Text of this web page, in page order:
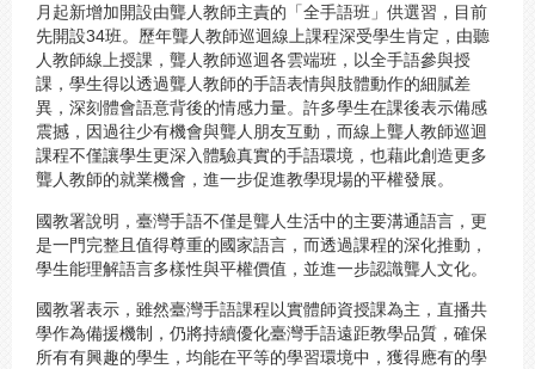
月起新增加開設由聾人教師主責的「全手語班」供選習，目前
先開設34班。歷年聾人教師巡迴線上課程深受學生肯定，由聽
人教師線上授課，聾人教師巡迴各雲端班，以全手語參與授
課，學生得以透過聾人教師的手語表情與肢體動作的細膩差
異，深刻體會語意背後的情感力量。許多學生在課後表示備感
震撼，因過往少有機會與聾人朋友互動，而線上聾人教師巡迴
課程不僅讓學生更深入體驗真實的手語環境，也藉此創造更多
聾人教師的就業機會，進一步促進教學現場的平權發展。
國教署說明，臺灣手語不僅是聾人生活中的主要溝通語言，更
是一門完整且值得尊重的國家語言，而透過課程的深化推動，
學生能理解語言多樣性與平權價值，並進一步認識聾人文化。
國教署表示，雖然臺灣手語課程以實體師資授課為主，直播共
學作為備援機制，仍將持續優化臺灣手語遠距教學品質，確保
所有有興趣的學生，均能在平等的學習環境中，獲得應有的學